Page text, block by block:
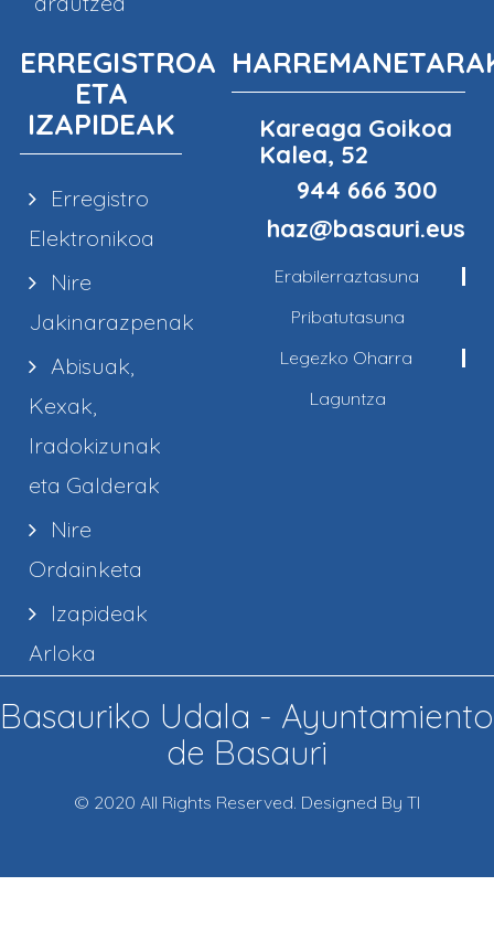
ERREGISTROA
ETA
IZAPIDEAK
Erregistro
Elektronikoa
Nire
Jakinarazpenak
Abisuak,
Kexak,
Iradokizunak
eta Galderak
Nire
Ordainketa
Izapideak
Arloka
Kareaga Goikoa
Kalea, 52
944 666 300
haz@basauri.eus
Erabilerraztasuna
Pribatutasuna
Legezko Oharra
Laguntza
Basauriko Udala - Ayuntamiento
de Basauri
© 2020 All Rights Reserved. Designed By TI